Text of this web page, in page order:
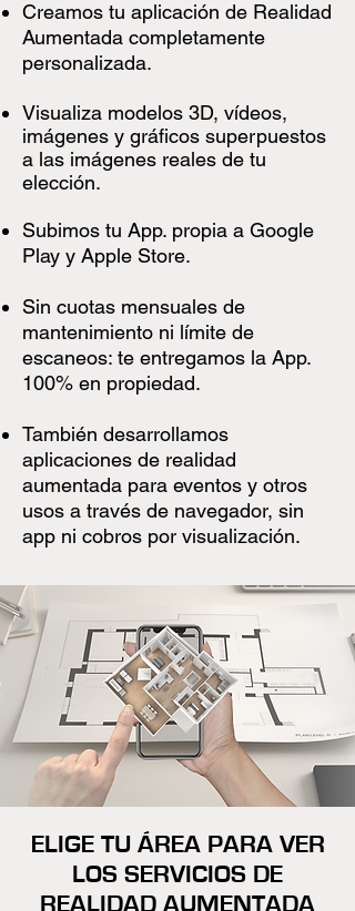
Creamos tu aplicación de Realidad
Aumentada completamente
personalizada.
Visualiza modelos 3D, vídeos,
imágenes y gráficos superpuestos
a las imágenes reales de tu
elección.
Subimos tu App. propia a Google
Play y Apple Store.
Sin cuotas mensuales de
mantenimiento ni límite de
escaneos: te entregamos la App.
100% en propiedad.
También desarrollamos
aplicaciones de realidad
aumentada para eventos y otros
usos a través de navegador, sin
app ni cobros por visualización.
ELIGE TU ÁREA PARA VER
LOS SERVICIOS DE
REALIDAD AUMENTADA